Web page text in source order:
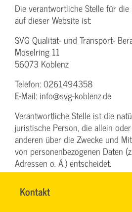
Kontakt
TEAM
Name*
Die verantwortliche Stelle für
auf dieser Website ist:
SVG Qualität- und Transport-
Moselring 11
56073 Koblenz
Telefon: 0261494358
E-Mail: info@svg-koblenz.de
Verantwortliche Stelle ist die
juristische Person, die allein
anderen über die Zwecke und
von personenbezogenen Daten
Adressen o. Ä.) entscheidet.
Speicherdauer